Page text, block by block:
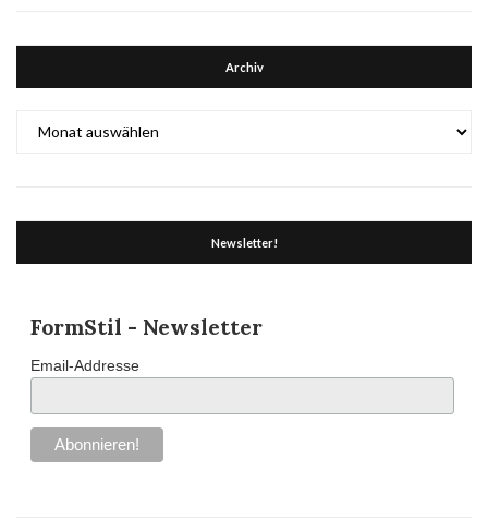
Archiv
Newsletter!
FormStil - Newsletter
Email-Addresse